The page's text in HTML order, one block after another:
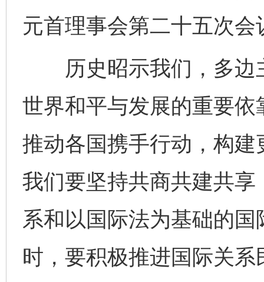
元首理事会第二十五次会
历史昭示我们，多边
世界和平与发展的重要
推动各国携手行动，构
我们要坚持共商共建共
系和以国际法为基础的
时，要积极推进国际关